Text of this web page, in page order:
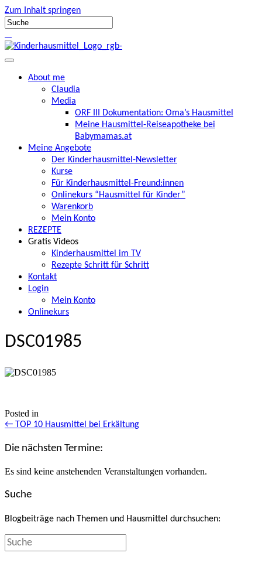
Zum Inhalt springen
About me
Claudia
Media
ORF III Dokumentation: Oma’s Hausmittel
Meine Hausmittel-Reiseapotheke bei
Babymamas.at
Meine Angebote
Der Kinderhausmittel-Newsletter
Kurse
Für Kinderhausmittel-Freund:innen
Onlinekurs “Hausmittel für Kinder”
Warenkorb
Mein Konto
REZEPTE
Gratis Videos
Kinderhausmittel im TV
Rezepte Schritt für Schritt
Kontakt
Login
Mein Konto
Onlinekurs
DSC01985
Posted in
Posts
navigation
← TOP 10 Hausmittel bei Erkältung
Die nächsten Termine:
Es sind keine anstehenden Veranstaltungen vorhanden.
Suche
Blogbeiträge nach Themen und Hausmittel durchsuchen: